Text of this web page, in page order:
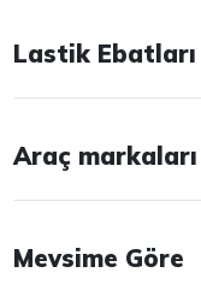
Lastik Ebatları
Araç markaları
Mevsime Göre